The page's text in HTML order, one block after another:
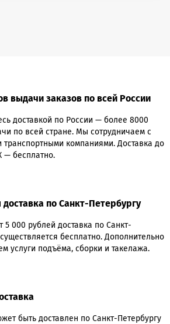
выдачи заказов по всей России
доставкой по России — более 8000
по всей стране. Мы сотрудничаем с
транспортными компаниями. Доставка до
— бесплатно.
доставка по Санкт-Петербургу
5 000 рублей доставка по Санкт-
бесплатно. Дополнительно
услуги подъёма, сборки и такелажа.
быть доставлен по Санкт-Петербургу